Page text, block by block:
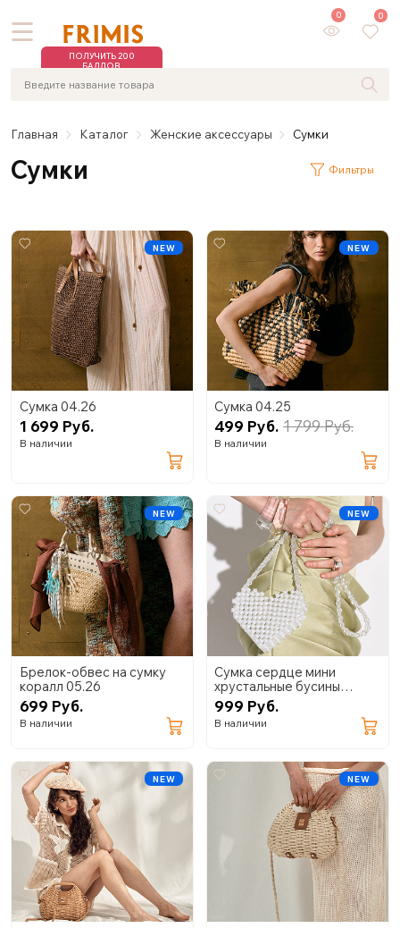
ПОЛУЧИТЬ 200
БАЛЛОВ
0 0
Главная Каталог Женские аксессуары Сумки
Сумки Фильтры
NEW
Сумка 04.26
1 699 Руб.
В наличии
NEW
Сумка 04.25
499 Руб. 1 799 Руб.
В наличии
NEW
Брелок-обвес на сумку
коралл 05.26
699 Руб.
В наличии
NEW
Сумка сердце мини
хрустальные бусины
04.24
999 Руб.
В наличии
NEW NEW